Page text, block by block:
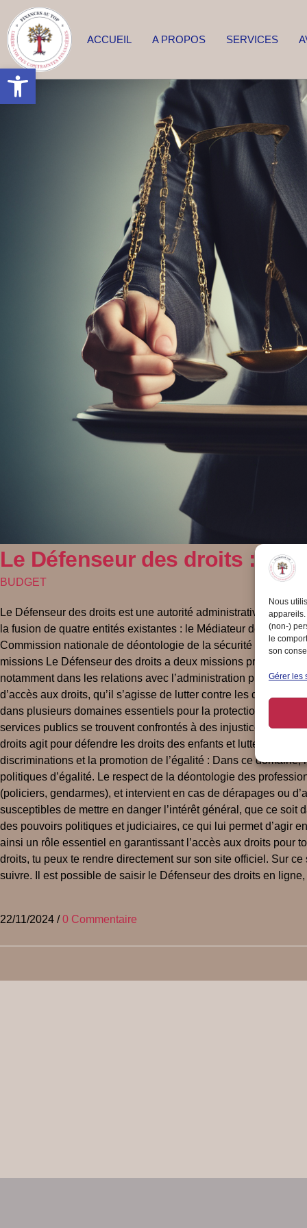
Nous
(non-)
le
son
Gérer les
Ouvrir la barre d’outils
ACCUEIL A PROPOS SERVICES
Le Défenseur des droits : Un
BUDGET
Le Défenseur des droits est une autorité administrative
la fusion de quatre entités existantes : le Médiateur de la
Commission nationale de déontologie de la sécurité (CNDS).
missions Le Défenseur des droits a deux missions principales
notamment dans les relations avec l’administration publique,
d’accès aux droits, qu’il s’agisse de lutter contre les
dans plusieurs domaines essentiels pour la protection des
services publics se trouvent confrontés à des injustices, des
droits agit pour défendre les droits des enfants et lutter contre
discriminations et la promotion de l’égalité : Dans ce
politiques d’égalité. Le respect de la déontologie des
(policiers, gendarmes), et intervient en cas de dérapages ou
susceptibles de mettre en danger l’intérêt général, que ce
des pouvoirs politiques et judiciaires, ce qui lui permet d’agir
ainsi un rôle essentiel en garantissant l’accès aux droits pour
droits, tu peux te rendre directement sur son site officiel. Sur
suivre. Il est possible de saisir le Défenseur des droits en
22/11/2024 / 0 Commentaire